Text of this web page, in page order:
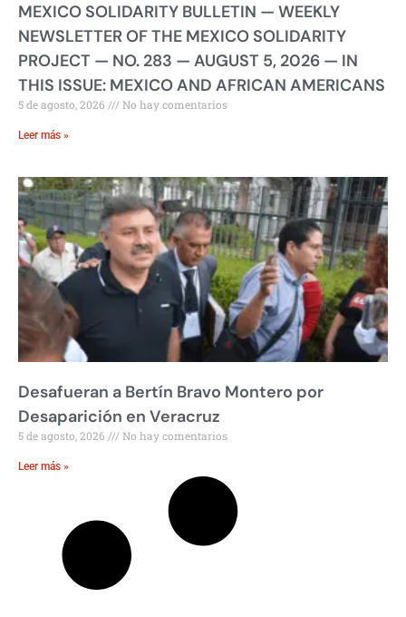
MEXICO SOLIDARITY BULLETIN — WEEKLY
NEWSLETTER OF THE MEXICO SOLIDARITY
PROJECT — NO. 283 — AUGUST 5, 2026 — IN
THIS ISSUE: MEXICO AND AFRICAN AMERICANS
5 de agosto, 2026 No hay comentarios
Leer más »
Desafueran a Bertín Bravo Montero por
Desaparición en Veracruz
5 de agosto, 2026 No hay comentarios
Leer más »